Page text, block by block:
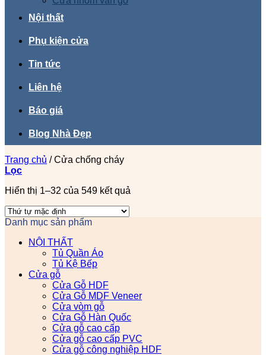
Nội thất
Phụ kiện cửa
Tin tức
Liên hệ
Báo giá
Blog Nhà Đẹp
Trang chủ /Cửa chống cháy
Lọc
Hiển thị 1–32 của 549 kết quả
Danh mục sản phẩm
NỘI THẤT
Tủ Quần Áo
Tủ Kệ Bếp
Cửa gỗ
Cửa Gỗ HDF
Cửa Gỗ MDF Veneer
Cửa vòm gỗ
Cửa Gỗ Hàn Quốc
Cửa gỗ cao cấp
Cửa gỗ cao cấp PVC
Cửa gỗ công nghiệp HDF